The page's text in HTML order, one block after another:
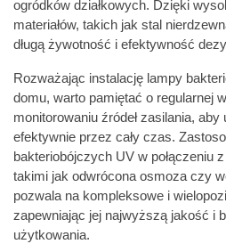
ogródków działkowych. Dzięki
materiałów, takich jak stal
długą żywotność i efektywność
Rozważając instalację lampy
domu, warto pamiętać o regularnej
monitorowaniu źródeł zasilania, aby
efektywnie przez cały czas.
bakteriobójczych UV w połączeniu
takimi jak odwrócona osmoza czy
pozwala na kompleksowe i
zapewniając jej najwyższą jakość i
użytkowania.